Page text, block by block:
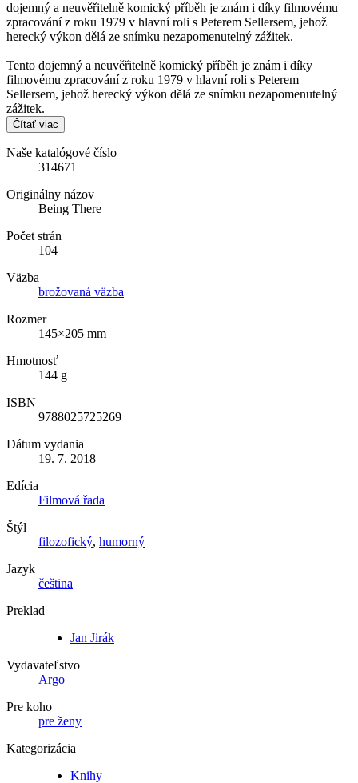
dojemný a neuvěřitelně komický příběh je znám i díky filmovému
zpracování z roku 1979 v hlavní roli s Peterem Sellersem, jehož
herecký výkon dělá ze snímku nezapomenutelný zážitek.
Tento dojemný a neuvěřitelně komický příběh je znám i díky
filmovému zpracování z roku 1979 v hlavní roli s Peterem
Sellersem, jehož herecký výkon dělá ze snímku nezapomenutelný
zážitek.
Čítať viac
Naše katalógové číslo
314671
Originálny názov
Being There
Počet strán
104
Väzba
brožovaná väzba
Rozmer
145×205 mm
Hmotnosť
144 g
ISBN
9788025725269
Dátum vydania
19. 7. 2018
Edícia
Filmová řada
Štýl
filozofický, humorný
Jazyk
čeština
Preklad
Jan Jirák
Vydavateľstvo
Argo
Pre koho
pre ženy
Kategorizácia
Knihy